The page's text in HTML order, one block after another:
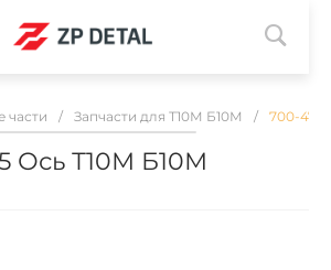
части / Запчасти для Т10М Б10М / 700-47-
Ось Т10М Б10М